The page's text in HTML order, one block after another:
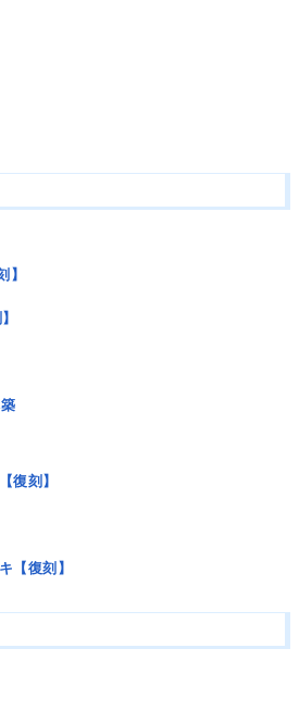
】
復刻】
【復刻】